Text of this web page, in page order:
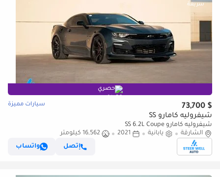
حصري
$ 73,700 سيارات مميزة
شيفروليه كامارو SS
شيفروليه كامارو SS 6.2L Coupe
الشارقة
يابانية 2021
16,562 كيلومتر
إتصل
واتساب